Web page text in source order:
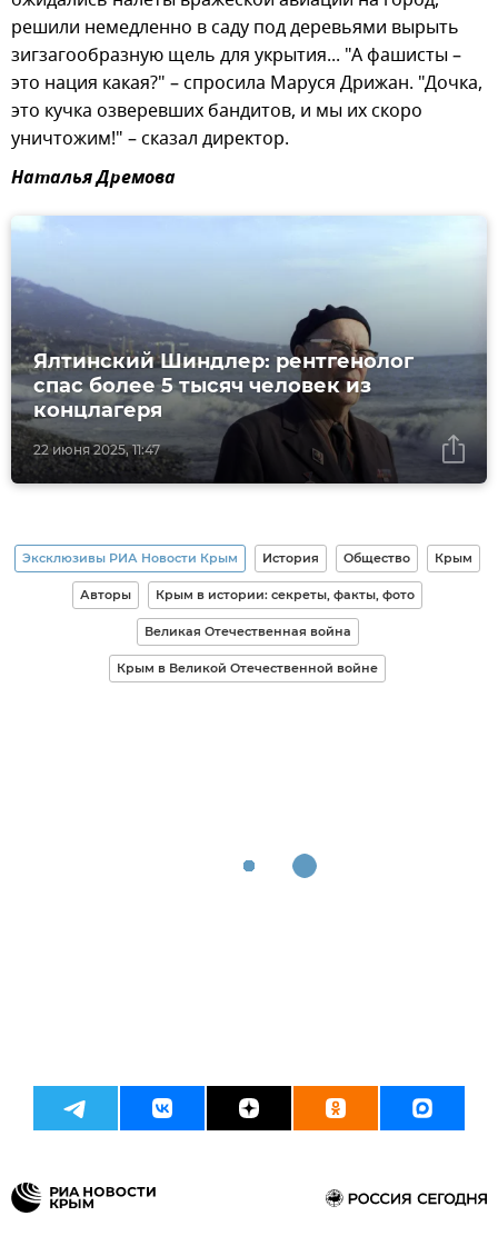
решили немедленно в саду под деревьями вырыть
зигзагообразную щель для укрытия... "А фашисты –
это нация какая?" – спросила Маруся Дрижан. "Дочка,
это кучка озверевших бандитов, и мы их скоро
уничтожим!" – сказал директор.
Наталья Дремова
22 июня 2025, 11:47
Ялтинский Шиндлер: рентгенолог
спас более 5 тысяч человек из
концлагеря
Эксклюзивы РИА Новости Крым История Общество Крым
Авторы Крым в истории: секреты, факты, фото
Великая Отечественная война
Крым в Великой Отечественной войне